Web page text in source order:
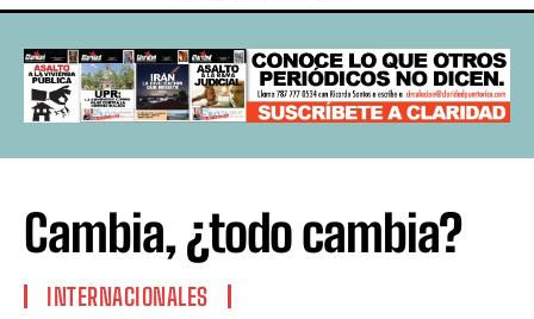
Cambia, ¿todo cambia?
INTERNACIONALES